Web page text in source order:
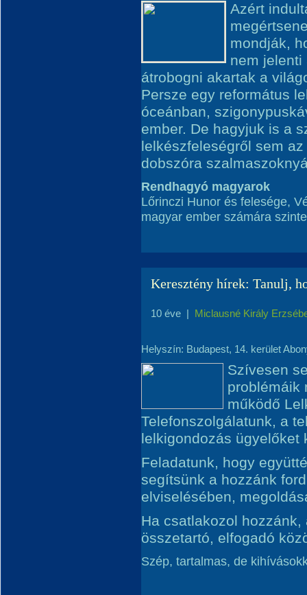
Azért
mondják,
nem jelenti
átrobogni akartak a
Persze egy református
óceánban,
ember. De hagyjuk is a
lelkészfeleségről sem
dobszóra
Rendhagyó magyarok
Lőrinczi Hunor és felesége,
magyar ember számára
Keresztény hírek: Tanulj,
10 éve | Miclausné Király
Helyszín: Budapest, 14. kerület
Szívesen
problémáik
működő
Telefonszolgálatunk, a
lelkigondozás ügyelőket
Feladatunk, hogy
segítsünk a hozzánk
elviselésében,
Ha csatlakozol
összetartó, elfogadó
Szép, tartalmas, de